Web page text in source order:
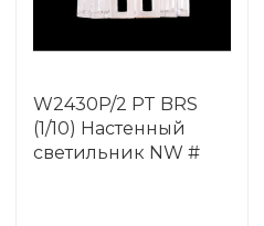
W2430P/2 PT BRS
(1/10) Настенный
светильник NW #